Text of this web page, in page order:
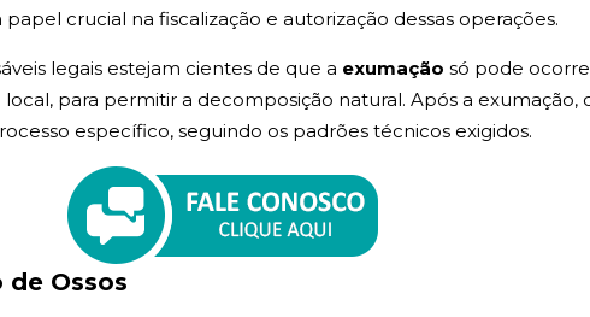
crucial na fiscalização e autorização dessas operações.
legais estejam cientes de que a exumação só pode
para permitir a decomposição natural. Após a exumação,
específico, seguindo os padrões técnicos exigidos.
de Ossos